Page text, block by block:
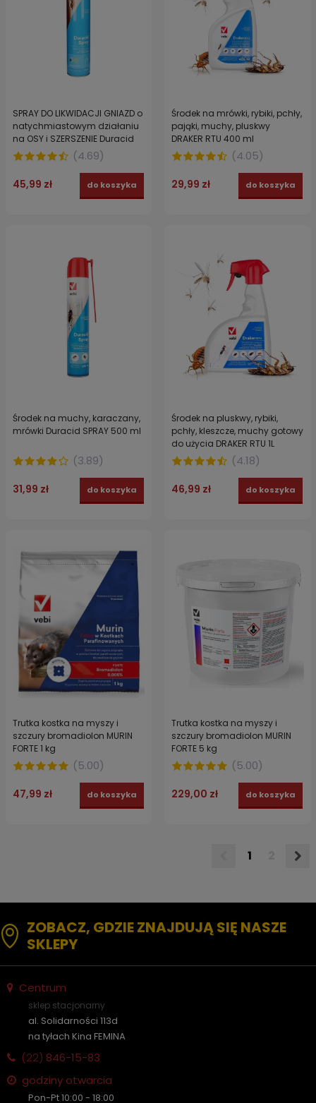
SPRAY DO LIKWIDACJI GNIAZD o
natychmiastowym działaniu
na OSY i SZERSZENIE Duracid
750 ml
(4.69)
45,99 zł do koszyka
Środek na mrówki, rybiki, pchły,
pająki, muchy, pluskwy
DRAKER RTU 400 ml
(4.05)
29,99 zł do koszyka
Środek na muchy, karaczany,
mrówki Duracid SPRAY 500 ml
(3.89)
31,99 zł do koszyka
Środek na pluskwy, rybiki,
pchły, kleszcze, muchy gotowy
do użycia DRAKER RTU 1L
(4.18)
46,99 zł do koszyka
Trutka kostka na myszy i
szczury bromadiolon MURIN
FORTE 1 kg
(5.00)
47,99 zł do koszyka
Trutka kostka na myszy i
szczury bromadiolon MURIN
FORTE 5 kg
(5.00)
229,00 zł do koszyka
1
ZOBACZ, GDZIE ZNAJDUJĄ SIĘ NASZE
SKLEPY
Centrum
sklep stacjonarny
al. Solidarności 113d
na tyłach Kina FEMINA
(22) 846-15-83
godziny otwarcia
Pon-Pt 10:00 - 18:00